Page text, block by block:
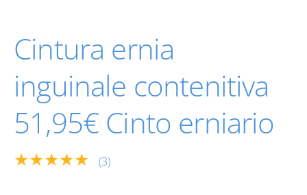
Cintura ernia
inguinale contenitiva
51,95€ Cinto erniario
★★★★★ (3)